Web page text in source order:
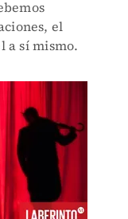
el
a sí mismo.